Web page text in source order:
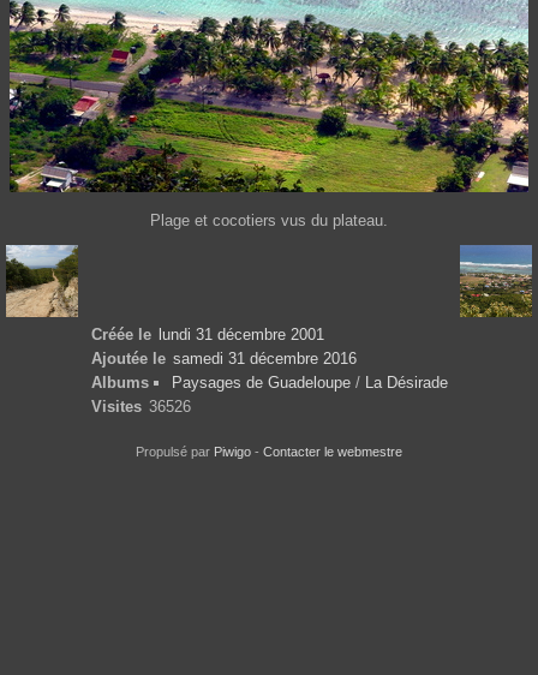
Plage et cocotiers vus du plateau.
Créée le
lundi 31 décembre 2001
Ajoutée le samedi 31 décembre 2016
Albums
Paysages de Guadeloupe / La Désirade
Visites 36526
Propulsé par Piwigo - Contacter le webmestre